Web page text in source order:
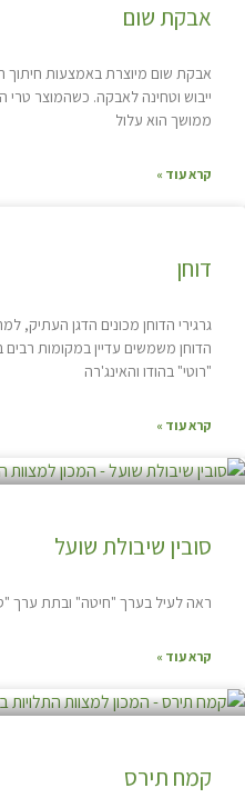
אבקת שום
אבקת שום מיוצרת באמצעות חיתוך
ייבוש וטחינה לאבקה. כשהמוצר
ממושך הוא עלול
קרא עוד »
דוחן
גרגירי הדוחן מכונים הדגן העתיק,
הדוחן משמשים עדיין במקומות
"רוטי" בהודו והאינג'רה
קרא עוד »
סובין שיבולת שועל
ראה לעיל בערך "חיטה" ובתת ערך
קרא עוד »
קמח תירס